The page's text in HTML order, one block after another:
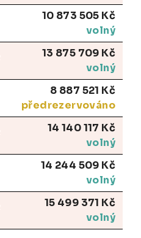
10 873 505 Kč
volný
13 875 709 Kč
volný
8 887 521 Kč
předrezervováno
14 140 117 Kč
volný
14 244 509 Kč
volný
15 499 371 Kč
volný